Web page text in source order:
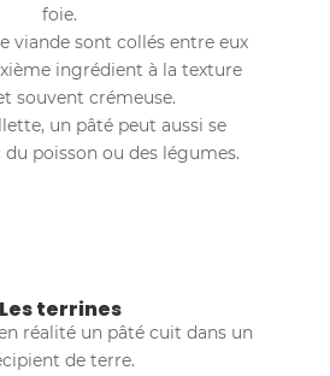
foie.
viande sont collés entre eux
ingrédient à la texture
souvent crémeuse.
un pâté peut aussi se
poisson ou des légumes.
Les terrines
réalité un pâté cuit dans un
de terre.